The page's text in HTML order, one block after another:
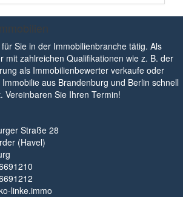
Sie in der Immobilienbranche tätig. Als
mit zahlreichen Qualifikationen wie z. B. der
als Immobilienbewerter verkaufe oder
aus Brandenburg und Berlin schnell
Vereinbaren Sie Ihren Termin!
Straße 28
(Havel)
linke.immo